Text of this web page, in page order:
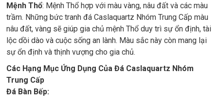
Mệnh Thổ: Mệnh Thổ hợp với màu vàng, nâu đất và các màu
trầm. Những bức tranh đá Caslaquartz Nhóm Trung Cấp màu
nâu đất, vàng sẽ giúp gia chủ mệnh Thổ duy trì sự ổn định, tài
lộc dồi dào và cuộc sống an lành. Màu sắc này còn mang lại
sự ổn định và thịnh vượng cho gia chủ.
Các Hạng Mục Ứng Dụng Của Đá Caslaquartz Nhóm
Trung Cấp
Đá Bàn Bếp: